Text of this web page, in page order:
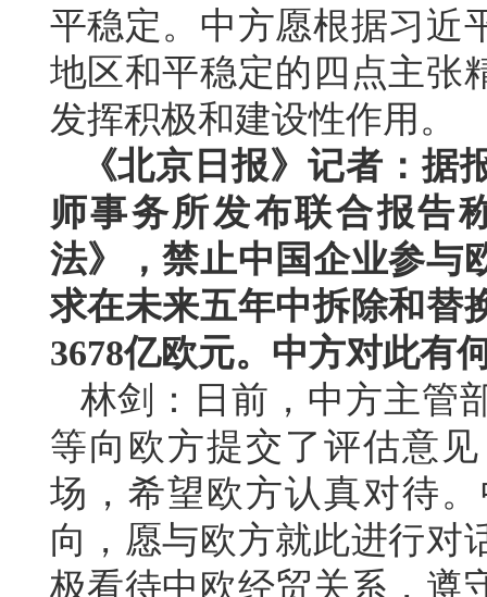
平稳定。中方愿根据习近
地区和平稳定的四点主张
发挥积极和建设性作用。
《北京日报》记者：
师事务所发布联合报告
法》，禁止中国企业参与
求在未来五年中拆除和替
3678亿欧元。中方对此有
林剑：日前，中方主管
等向欧方提交了评估意
场，希望欧方认真对待
向，愿与欧方就此进行对
极看待中欧经贸关系，遵